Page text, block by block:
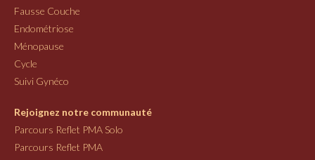
Fausse Couche
Endométriose
Ménopause
Cycle
Suivi Gynéco
Rejoignez notre communauté
Parcours Reflet PMA Solo
Parcours Reflet PMA